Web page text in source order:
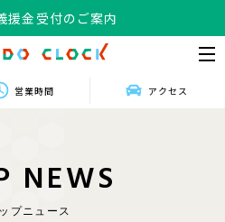
援金受付のご案内
営業時間 アクセス
NEWS
プニュース